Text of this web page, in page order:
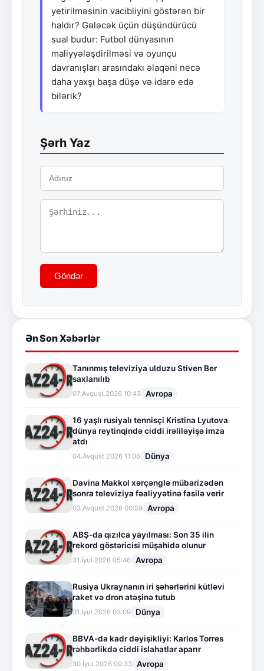
yetirilməsinin vacibliyini göstərən bir
haldır? Gələcək üçün düşündürücü
sual budur: Futbol dünyasının
maliyyələşdirilməsi və oyunçu
davranışları arasındakı əlaqəni necə
daha yaxşı başa düşə və idarə edə
bilərik?
Şərh Yaz
Göndər
Ən Son Xəbərlər
Tanınmış televiziya ulduzu Stiven Ber
saxlanılıb
07.Avqust.2026 10:43 Avropa
16 yaşlı rusiyalı tennisçi Kristina Lyutova
dünya reytinqində ciddi irəliləyişə imza
atdı
04.Avqust.2026 11:06 Dünya
Davina Makkol xərçənglə mübarizədən
sonra televiziya fəaliyyətinə fasilə verir
03.Avqust.2026 00:59 Avropa
ABŞ-da qızılca yayılması: Son 35 ilin
rekord göstəricisi müşahidə olunur
31.İyul.2026 05:46 Avropa
Rusiya Ukraynanın iri şəhərlərini kütləvi
raket və dron atəşinə tutub
31.İyul.2026 03:09 Dünya
BBVA-da kadr dəyişikliyi: Karlos Torres
rəhbərlikdə ciddi islahatlar aparır
30.İyul.2026 09:33 Avropa